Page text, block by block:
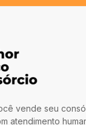
vende seu
atendimento